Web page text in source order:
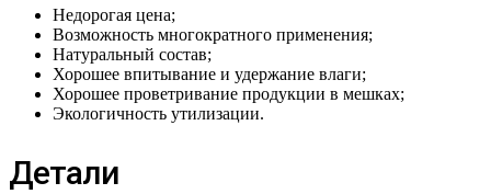
Недорогая цена;
Возможность многократного применения;
Натуральный состав;
Хорошее впитывание и удержание влаги;
Хорошее проветривание продукции в мешках;
Экологичность утилизации.
Детали